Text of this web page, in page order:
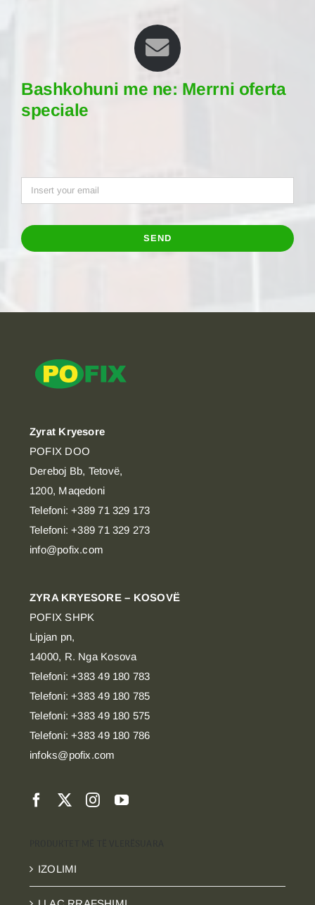
Bashkohuni me ne: Merrni oferta
Zyrat Kryesore
POFIX DOO
Dereboj Bb, Tetovë,
1200, Maqedoni
Telefoni: +389 71 329 173
Telefoni: +389 71 329 273
ZYRA KRYESORE – KOSOVË
POFIX SHPK
Lipjan pn,
14000, R. Nga Kosova
Telefoni: +383 49 180 783
Telefoni: +383 49 180 785
Telefoni: +383 49 180 575
Telefoni: +383 49 180 786
PRODUKTET MË TË VLERËSUARA